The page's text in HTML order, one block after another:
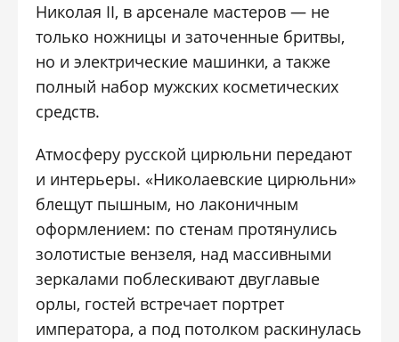
Николая II, в арсенале мастеров — не
только ножницы и заточенные бритвы,
но и электрические машинки, а также
полный набор мужских косметических
средств.
Атмосферу русской цирюльни передают
и интерьеры. «Николаевские цирюльни»
блещут пышным, но лаконичным
оформлением: по стенам протянулись
золотистые вензеля, над массивными
зеркалами поблескивают двуглавые
орлы, гостей встречает портрет
императора, а под потолком раскинулась